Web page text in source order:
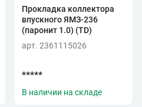
Прокладка коллектора
впускного ЯМЗ-236
(паронит 1.0) (TD)
арт. 2361115026
*****
В наличии на складе